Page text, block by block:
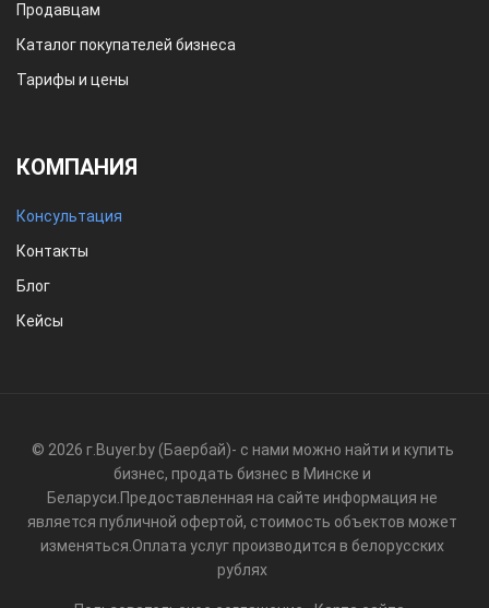
Продавцам
Каталог покупателей бизнеса
Тарифы и цены
КОМПАНИЯ
Консультация
Контакты
Блог
Кейсы
© 2026 г. Buyer.by (Баербай)- с нами можно найти и купить
бизнес, продать бизнес в Минске и
Беларуси. Предоставленная на сайте информация не
является публичной офертой, стоимость объектов может
изменяться. Оплата услуг производится в белорусских
рублях